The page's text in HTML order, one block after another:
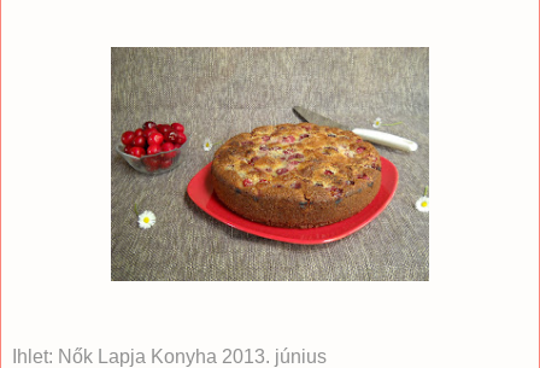
Ihlet: Nők Lapja Konyha 2013. június